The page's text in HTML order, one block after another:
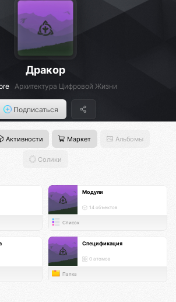
Дракор
Архитектура Цифровой Жизни
Подписаться
Активности Маркет Альбомы
Солики
Модули
14 объектов
Список
Спецификация
0 атомов
Папка